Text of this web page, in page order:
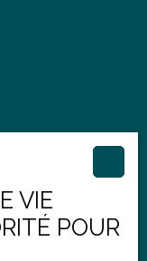
VIE
POUR